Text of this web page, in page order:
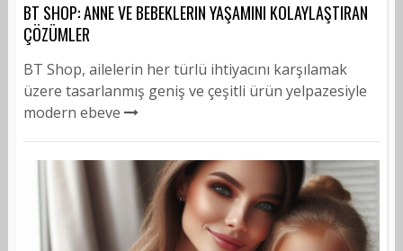
BT SHOP: ANNE VE BEBEKLERIN YAŞAMINI KOLAYLAŞTIRAN
ÇÖZÜMLER
BT Shop, ailelerin her türlü ihtiyacını karşılamak
üzere tasarlanmış geniş ve çeşitli ürün yelpazesiyle
modern ebeve